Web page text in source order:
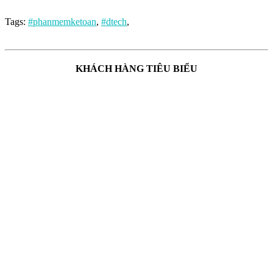
Tags: #phanmemketoan, #dtech,
KHÁCH HÀNG TIÊU BIỂU